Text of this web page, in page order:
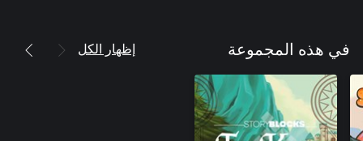
في هذه المجموعة إظهار الكل